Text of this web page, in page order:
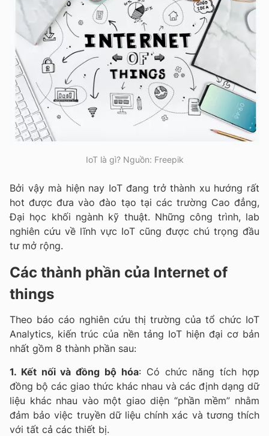
IoT là gì? Nguồn: Freepik
Bởi vậy mà hiện nay IoT đang trở thành xu hướng rất
hot được đưa vào đào tạo tại các trường Cao đẳng,
Đại học khối ngành kỹ thuật. Những công trình, lab
nghiên cứu về lĩnh vực IoT cũng được chú trọng đầu
tư mở rộng.
Các thành phần của Internet of
things
Theo báo cáo nghiên cứu thị trường của tổ chức IoT
Analytics, kiến trúc của nền tảng IoT hiện đại cơ bản
nhất gồm 8 thành phần sau:
1. Kết nối và đồng bộ hóa: Có chức năng tích hợp
đồng bộ các giao thức khác nhau và các định dạng dữ
liệu khác nhau vào một giao diện “phần mềm” nhằm
đảm bảo việc truyền dữ liệu chính xác và tương thích
với tất cả các thiết bị.